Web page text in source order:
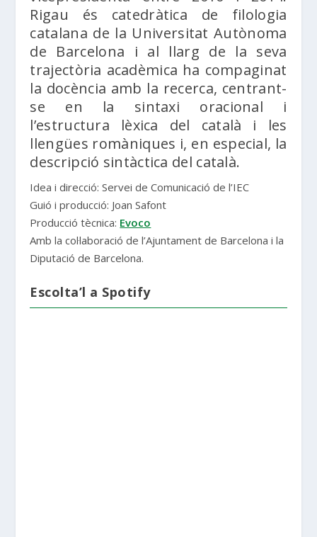
Rigau és catedràtica de filologia
catalana de la Universitat Autònoma
de Barcelona i al llarg de la seva
trajectòria acadèmica ha compaginat
la docència amb la recerca, centrant-
se en la sintaxi oracional i
l’estructura lèxica del català i les
llengües romàniques i, en especial, la
descripció sintàctica del català.
Idea i direcció: Servei de Comunicació de l’IEC
Guió i producció: Joan Safont
Producció tècnica: Evoco
Amb la col·laboració de l’Ajuntament de Barcelona i la
Diputació de Barcelona.
Escolta’l a Spotify